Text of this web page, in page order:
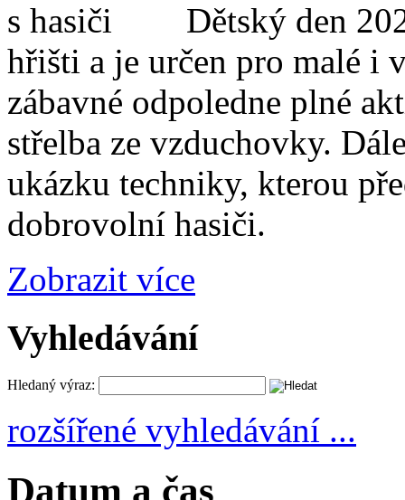
Dětský den
hřišti a je určen pro malé i
zábavné odpoledne plné
střelba ze vzduchovky.
ukázku techniky, kterou
dobrovolní hasiči.
Zobrazit více
Vyhledávání
Hledaný výraz:
rozšířené vyhledávání ...
Datum a čas